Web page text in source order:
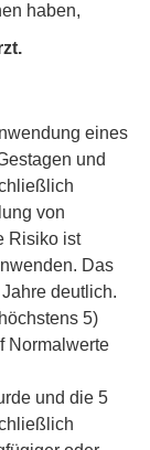
haben,
eines
und
von
Risiko ist
Das
deutlich.
5)
Normalwerte
und die 5